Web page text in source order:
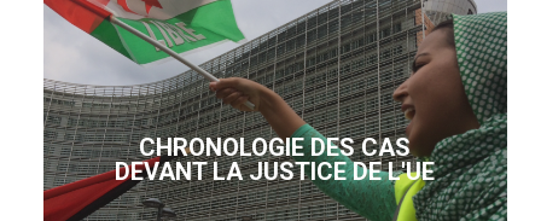
CHRONOLOGIE DES CAS
DEVANT LA JUSTICE DE L'UE